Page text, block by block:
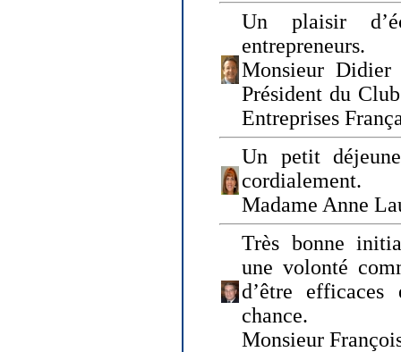
Un plaisir
entrepreneurs.
Monsieur
Président du
Entreprises
Un petit
cordialement.
Madame Anne
Très bonne
une volonté
d’être
chance.
Monsieur